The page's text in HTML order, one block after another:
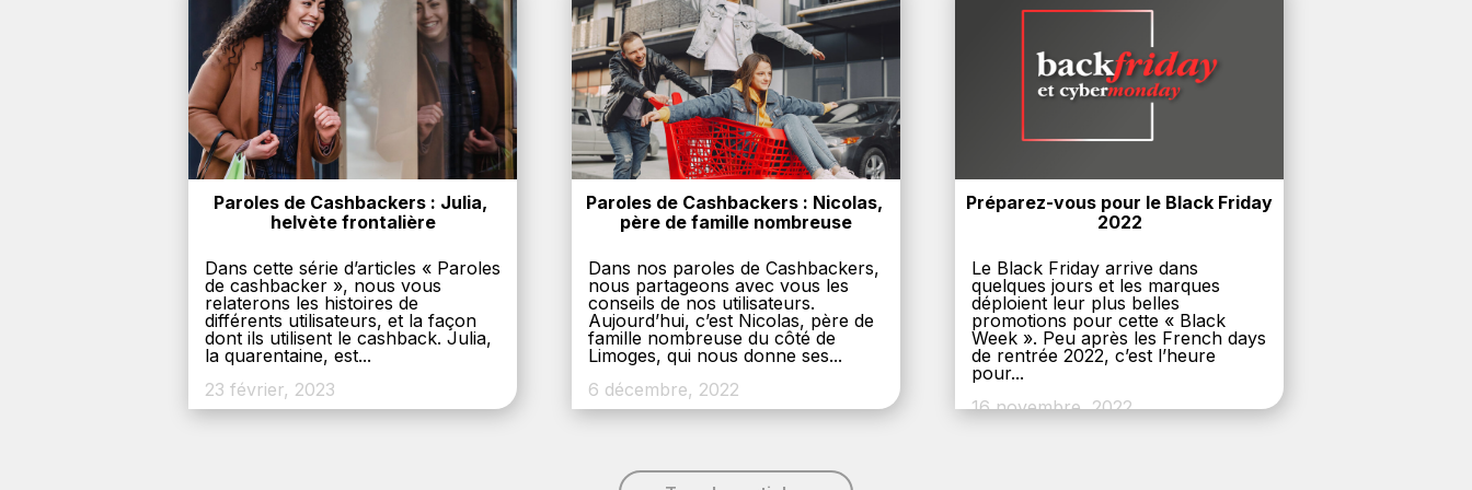
Paroles de Cashbackers : Julia,
helvète frontalière
Dans cette série d’articles « Paroles
de cashbacker », nous vous
relaterons les histoires de
différents utilisateurs, et la façon
dont ils utilisent le cashback. Julia,
la quarentaine, est...
23 février, 2023
Paroles de Cashbackers : Nicolas,
père de famille nombreuse
Dans nos paroles de Cashbackers,
nous partageons avec vous les
conseils de nos utilisateurs.
Aujourd’hui, c’est Nicolas, père de
famille nombreuse du côté de
Limoges, qui nous donne ses...
6 décembre, 2022
Préparez-vous pour le Black Friday
2022
Le Black Friday arrive dans
quelques jours et les marques
déploient leur plus belles
promotions pour cette « Black
Week ». Peu après les French days
de rentrée 2022, c’est l’heure
pour...
16 novembre, 2022